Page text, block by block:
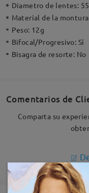
Diametro de lentes:
Material de la
Peso: 12g
Bifocal/Progresivo: Sí
Bisagra de resorte: No
Comentarios de
Comparta su